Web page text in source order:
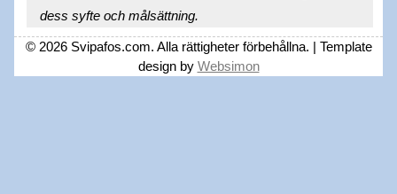
dess syfte och målsättning.
© 2026 Svipafos.com. Alla rättigheter förbehållna. | Template
design by Websimon